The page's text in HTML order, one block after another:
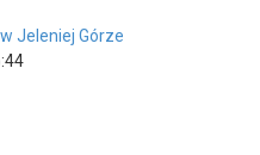
Jeleniej Górze